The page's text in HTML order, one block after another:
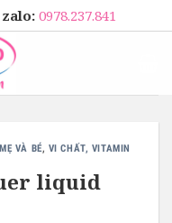
0978.237.841
VÀ BÉ, VI CHẤT, VITAMIN
liquid